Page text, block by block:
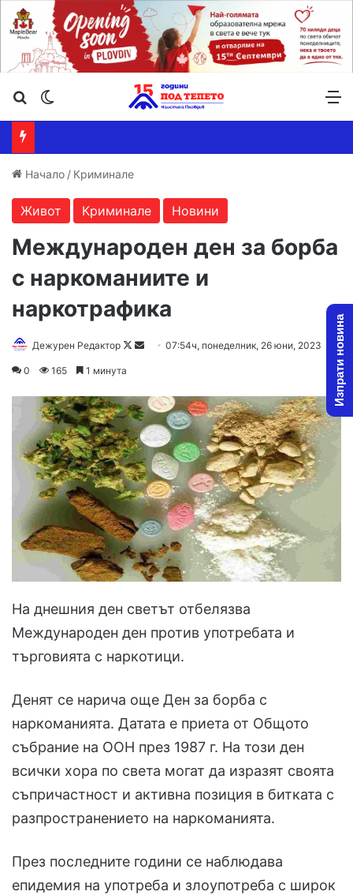
Търсене ...
Начало / Криминале
Живот Криминале Новини
Международен ден за борба
с наркоманиите и
наркотрафика
Дежурен Редактор
Follow
Send07:54ч, понеделник, 26 юни, 2023
0 165 1 минута
На днешния ден светът отбелязва
Международен ден против употребата и
търговията с наркотици.
Денят се нарича още Ден за борба с
наркоманията. Датата е приета от Общото
събрание на ООН през 1987 г. На този ден
всички хора по света могат да изразят своята
съпричастност и активна позиция в битката с
разпространението на наркоманията.
През последните години се наблюдава
епидемия на употреба и злоупотреба с широк
Изпрати новина